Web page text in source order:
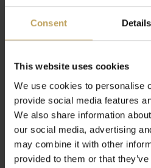
Consent Details
This website uses cookies
We use cookies to personalise
provide social media features
We also share information
our social media, advertising
may combine it with other
provided to them or that
Verwandte Artikel